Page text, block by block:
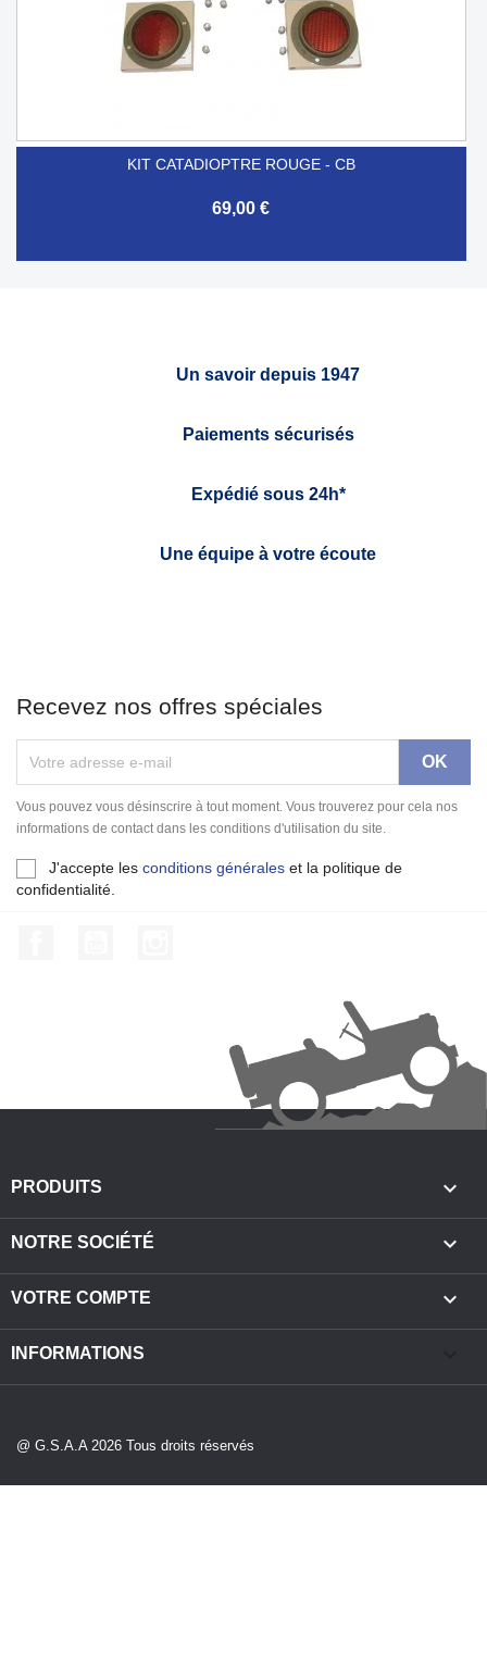
KIT CATADIOPTRE ROUGE - CB
69,00 €
Un savoir depuis 1947
Paiements sécurisés
Expédié sous 24h*
Une équipe à votre écoute
Recevez nos offres spéciales
Vous pouvez vous désinscrire à tout moment. Vous trouverez pour cela nos
informations de contact dans les conditions d'utilisation du site.
J'accepte les conditions générales et la politique de
confidentialité.
PRODUITS 
NOTRE SOCIÉTÉ 
VOTRE COMPTE 
INFORMATIONS
@ G.S.A.A 2026 Tous droits réservés